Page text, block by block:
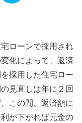
ローンで採用され
化によって、返済
採用した住宅ロー
見直しは年に２回
この間、返済額に
が下がれば元金の